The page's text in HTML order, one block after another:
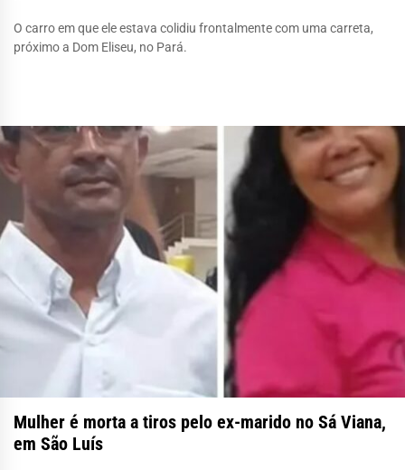
O carro em que ele estava colidiu frontalmente com uma carreta,
próximo a Dom Eliseu, no Pará.
Mulher é morta a tiros pelo ex-marido no Sá Viana,
em São Luís